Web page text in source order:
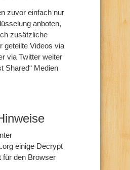
zuvor einfach nur
anboten,
zusätzliche
geteilte Videos via
via Twitter weiter
Shared“ Medien
einige Decrypt
für den Browser